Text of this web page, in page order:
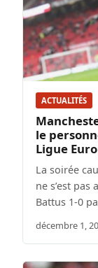
ACTUALITÉS
le
Ligue
La soirée
ne s’est
Battus 1-0
décembre 1,